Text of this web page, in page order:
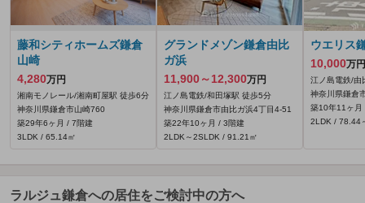
藤和シティホームズ鎌倉
山崎
4,280万円
湘南モノレール/湘南町屋駅 徒歩6分
神奈川県鎌倉市山崎760
築29年6ヶ月 / 7階建
3LDK / 65.14㎡
グランドメゾン鎌倉由比
ガ浜
11,900～12,300万円
江ノ島電鉄/和田塚駅 徒歩5分
神奈川県鎌倉市由比ガ浜4丁目4-51
築22年10ヶ月 / 3階建
2LDK～2SLDK / 91.21㎡
ウエリス
10,000万円
江ノ島電鉄/由
神奈川県鎌倉
築10年11ヶ月
2LDK / 78.44
ラルジュ鎌倉への居住をご検討中の方へ